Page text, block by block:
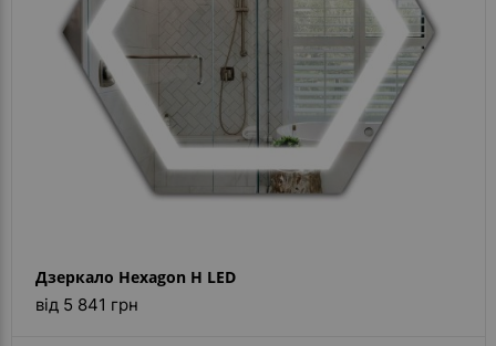
Дзеркало Hexagon H LED
від 5 841 грн